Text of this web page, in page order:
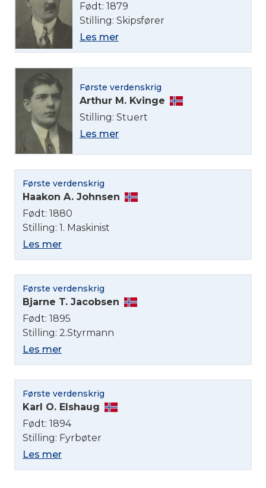
Født: 1879
Stilling: Skipsfører
Les mer
Første verdenskrig
Arthur M. Kvinge
Stilling: Stuert
Les mer
Første verdenskrig
Haakon A. Johnsen
Født: 1880
Stilling: 1. Maskinist
Les mer
Første verdenskrig
Bjarne T. Jacobsen
Født: 1895
Stilling: 2.Styrmann
Les mer
Første verdenskrig
Karl O. Elshaug
Født: 1894
Stilling: Fyrbøter
Les mer